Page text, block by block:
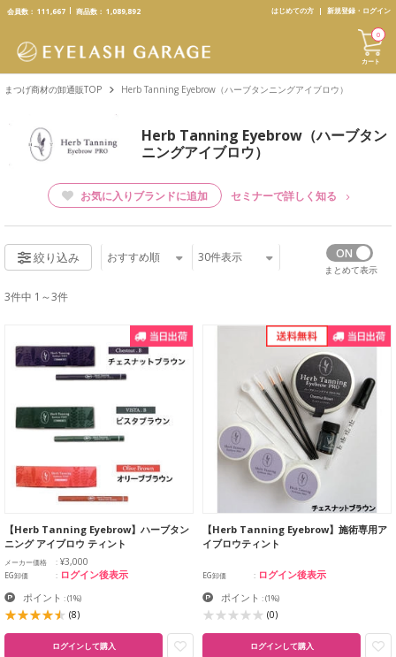
text.skipToContent
text.skipToNavigation
会員数： 111,667 商品数： 1,089,892 はじめての方 新規登録・ログイン
カート
0
まつげ商材の卸通販TOP Herb Tanning Eyebrow（ハーブタンニングアイブロウ）
Herb Tanning Eyebrow（ハーブタン
ニングアイブロウ）
お気に入りブランドに追加 セミナーで詳しく知る
絞り込み おすすめ順 30件表示
まとめて表示
3件中 1～3件
【Herb Tanning Eyebrow】ハーブタン
ニング アイブロウ ティント
メーカー価格 ¥3,000
EG卸価 ログイン後表示
ポイント :(1%)
(8)
ログインして購入
【Herb Tanning Eyebrow】施術専用ア
イブロウティント
EG卸価 ログイン後表示
ポイント :(1%)
(0)
ログインして購入